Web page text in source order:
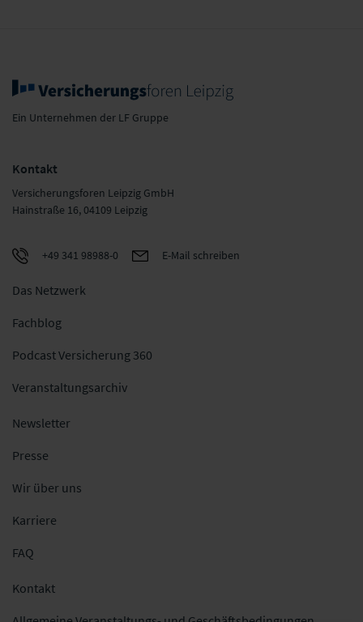
Ein Unternehmen der LF Gruppe
Kontakt
Versicherungsforen Leipzig GmbH
Hainstraße 16, 04109 Leipzig
+49 341 98988-0 E-Mail schreiben
Das Netzwerk
Fachblog
Podcast Versicherung 360
Veranstaltungsarchiv
Newsletter
Presse
Wir über uns
Karriere
FAQ
Kontakt